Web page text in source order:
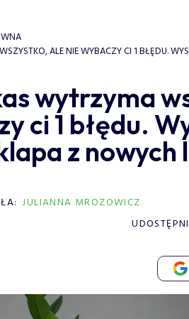
ALE NIE WYBACZY CI 1 BŁĘDU.
wytrzyma
ci 1 błędu.
z nowych
JULIANNA MROZOWICZ